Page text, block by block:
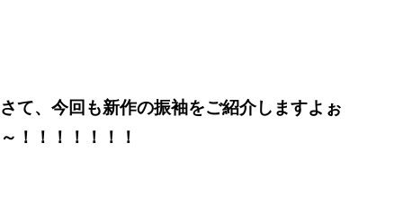
さて、今回も新作の振袖をご紹介しますよぉ
～！！！！！！！